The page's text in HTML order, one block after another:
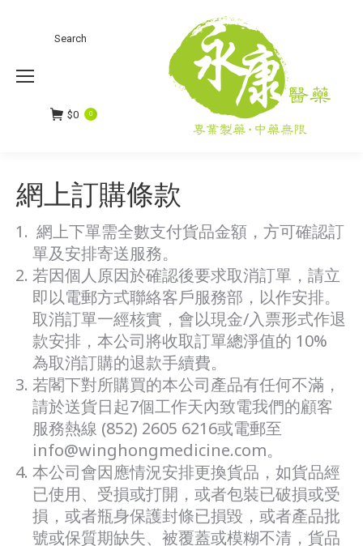
Search:
Search
$0 0
網上訂購條款
網上下單需全數支付貨品金額，方可確認訂
單及安排寄送服務。
若因個人原因於確認後要求取消訂單，請立
即以電郵方式聯絡客戶服務部，以作安排。
取消訂單一經核實，會以現金/入票形式作退
款安排，本公司將收取訂單總淨值的 10%
為取消訂購的退款手續費。
若閣下對所購買的本公司產品有任何不滿，
請於送貨日起7個工作天內致電我們的顧客
服務熱線 (852) 2605 6216或電郵至
info@winghongmedicine.com。
本公司會因應情況安排更換貨品，如貨品經
已使用、受損或打開，或者包裝已破損或受
損，或者瓶身保護封條已損毀，或者產品批
號或保質期缺失、被覆蓋或模糊不清，貨品